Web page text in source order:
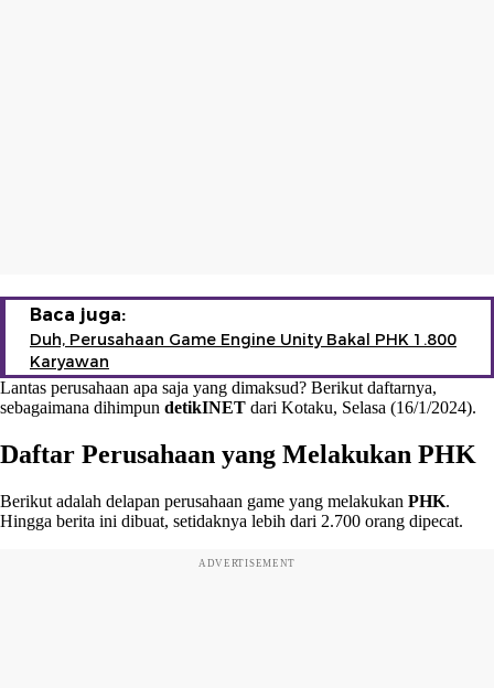
Baca juga:
Duh, Perusahaan Game Engine Unity Bakal PHK 1.800
Karyawan
Lantas perusahaan apa saja yang dimaksud? Berikut daftarnya,
sebagaimana dihimpun detikINET dari Kotaku, Selasa (16/1/2024).
Daftar Perusahaan yang Melakukan PHK
Berikut adalah delapan perusahaan game yang melakukan PHK.
Hingga berita ini dibuat, setidaknya lebih dari 2.700 orang dipecat.
ADVERTISEMENT